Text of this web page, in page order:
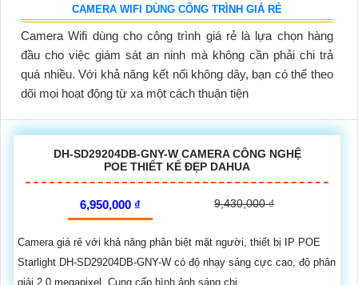
CAMERA WIFI DÙNG CÔNG TRÌNH GIÁ RẺ
Camera Wifi dùng cho công trình giá rẻ là lựa chọn hàng
đầu cho việc giám sát an ninh mà không cần phải chi trả
quá nhiều. Với khả năng kết nối không dây, bạn có thể theo
dõi mọi hoạt động từ xa một cách thuận tiện
DH-SD29204DB-GNY-W CAMERA CÔNG NGHỆ
POE THIẾT KẾ ĐẸP DAHUA
6,950,000 ₫ 9,430,000 ₫
Camera giá rẻ với khả năng phân biệt mặt người, thiết bị IP POE
Starlight DH-SD29204DB-GNY-W có độ nhạy sáng cực cao, độ phân
giải 2.0 megapixel. Cung cấp hình ảnh sáng chi...